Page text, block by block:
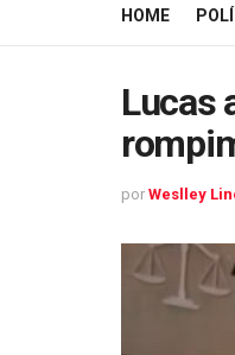
HOME
Lucas
por Weslley